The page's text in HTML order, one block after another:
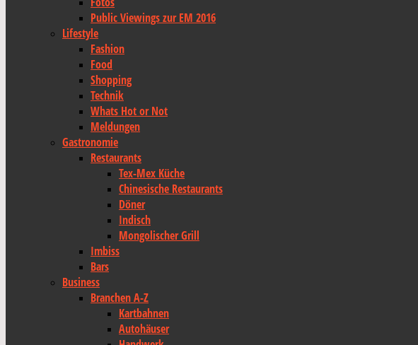
Public Viewings zur EM 2016
Lifestyle
Fashion
Food
Shopping
Technik
Whats Hot or Not
Meldungen
Gastronomie
Restaurants
Tex-Mex Küche
Chinesische Restaurants
Döner
Indisch
Mongolischer Grill
Imbiss
Bars
Business
Branchen A-Z
Kartbahnen
Autohäuser